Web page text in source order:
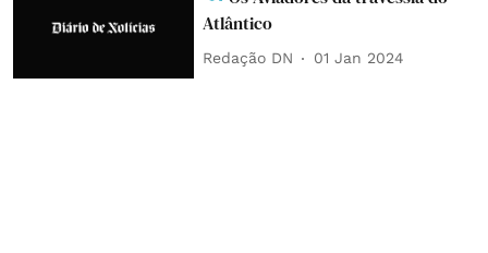
Atlântico
Redação DN 01 Jan 2024